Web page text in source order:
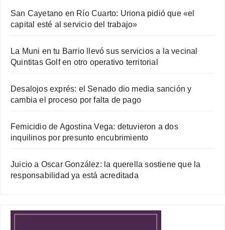
San Cayetano en Río Cuarto: Uriona pidió que «el
capital esté al servicio del trabajo»
La Muni en tu Barrio llevó sus servicios a la vecinal
Quintitas Golf en otro operativo territorial
Desalojos exprés: el Senado dio media sanción y
cambia el proceso por falta de pago
Femicidio de Agostina Vega: detuvieron a dos
inquilinos por presunto encubrimiento
Juicio a Oscar González: la querella sostiene que la
responsabilidad ya está acreditada